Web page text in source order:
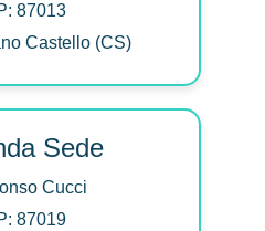
87013
Castello (CS)
Sede
Cucci
87019